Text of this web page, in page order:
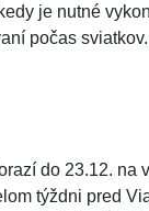
je nutné
počas
do 23.12. na
týždni pred